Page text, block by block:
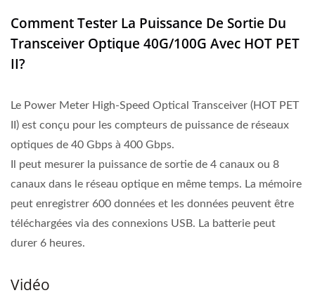
Comment Tester La Puissance De Sortie Du
Transceiver Optique 40G/100G Avec HOT PET
II?
Le Power Meter High-Speed Optical Transceiver (HOT PET
II) est conçu pour les compteurs de puissance de réseaux
optiques de 40 Gbps à 400 Gbps.
Il peut mesurer la puissance de sortie de 4 canaux ou 8
canaux dans le réseau optique en même temps. La mémoire
peut enregistrer 600 données et les données peuvent être
téléchargées via des connexions USB. La batterie peut
durer 6 heures.
Vidéo